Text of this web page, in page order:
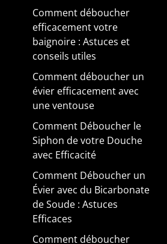
Comment déboucher
efficacement votre
baignoire : Astuces et
conseils utiles
Comment déboucher un
évier efficacement avec
une ventouse
Comment Déboucher le
Siphon de votre Douche
avec Efficacité
Comment Déboucher un
Évier avec du Bicarbonate
de Soude : Astuces
Efficaces
Comment déboucher